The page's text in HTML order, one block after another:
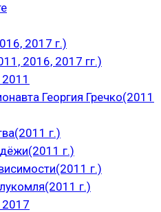
2017 г.)
2016, 2017 гг.)
Георгия Гречко(2011
г.)
г.)
г.)
г.)